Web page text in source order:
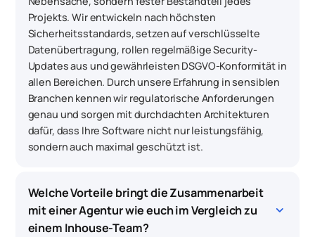
Projekts. Wir entwickeln nach höchsten
Sicherheitsstandards, setzen auf verschlüsselte
Datenübertragung, rollen regelmäßige Security-
Updates aus und gewährleisten DSGVO-Konformität in
allen Bereichen. Durch unsere Erfahrung in sensiblen
Branchen kennen wir regulatorische Anforderungen
genau und sorgen mit durchdachten Architekturen
dafür, dass Ihre Software nicht nur leistungsfähig,
sondern auch maximal geschützt ist.
Welche Vorteile bringt die Zusammenarbeit
mit einer Agentur wie euch im Vergleich zu
einem Inhouse-Team?
keyboard_arrow_down